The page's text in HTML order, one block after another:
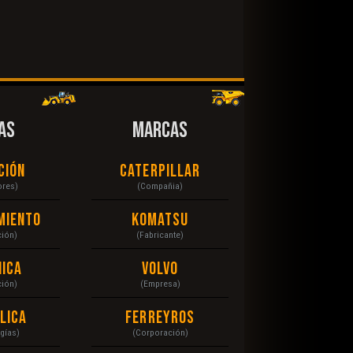
MARCAS
Caterpillar
(Compañia)
Komatsu
(Fabricante)
Volvo
(Empresa)
Ferreyros
(Corporación)